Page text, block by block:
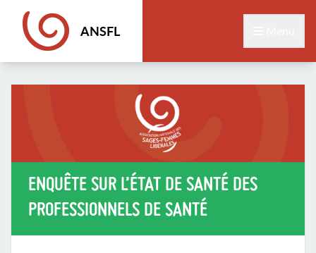
ANSFL
ENQUÊTE SUR L’ÉTAT DE SANTÉ DES
PROFESSIONNELS DE SANTÉ